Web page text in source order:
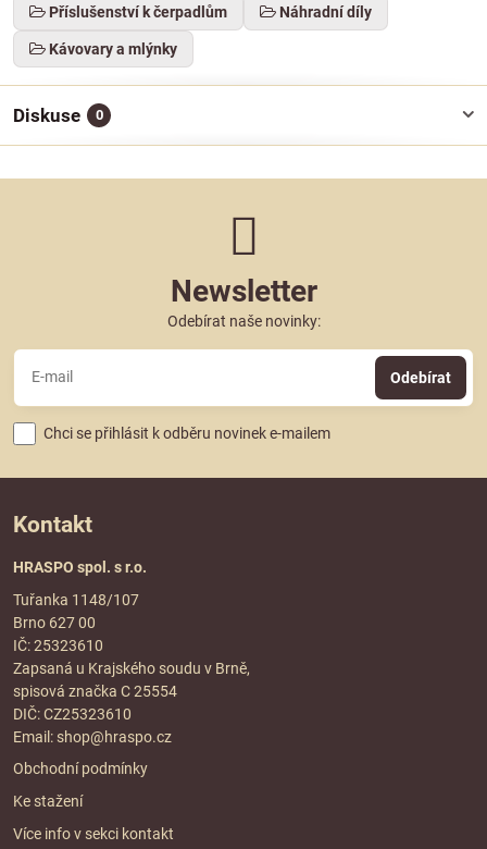
Příslušenství k čerpadlům Náhradní díly
Kávovary a mlýnky
Diskuse 0
Newsletter
Odebírat naše novinky:
Odebírat
Chci se přihlásit k odběru novinek e-mailem
Kontakt
HRASPO spol. s r.o.
Tuřanka 1148/107
Brno 627 00
IČ: 25323610
Zapsaná u Krajského soudu v Brně,
spisová značka C 25554
DIČ: CZ25323610
Email: shop@hraspo.cz
Obchodní podmínky
Ke stažení
Více info v sekci kontakt